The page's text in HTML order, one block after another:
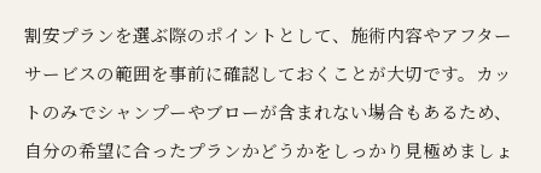
割安プランを選ぶ際のポイントとして、施術内容やアフター
サービスの範囲を事前に確認しておくことが大切です。カッ
トのみでシャンプーやブローが含まれない場合もあるため、
自分の希望に合ったプランかどうかをしっかり見極めましょ